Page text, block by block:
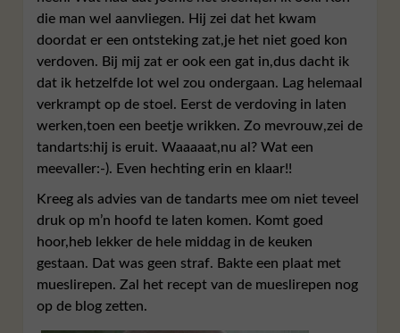
die man wel aanvliegen. Hij zei dat het kwam
doordat er een ontsteking zat,je het niet goed kon
verdoven. Bij mij zat er ook een gat in,dus dacht ik
dat ik hetzelfde lot wel zou ondergaan. Lag helemaal
verkrampt op de stoel. Eerst de verdoving in laten
werken,toen een beetje wrikken. Zo mevrouw,zei de
tandarts:hij is eruit. Waaaaat,nu al? Wat een
meevaller:-). Even hechting erin en klaar!!
Kreeg als advies van de tandarts mee om niet teveel
druk op m’n hoofd te laten komen. Komt goed
hoor,heb lekker de hele middag in de keuken
gestaan. Dat was geen straf. Bakte een plaat met
mueslirepen. Zal het recept van de mueslirepen nog
op de blog zetten.